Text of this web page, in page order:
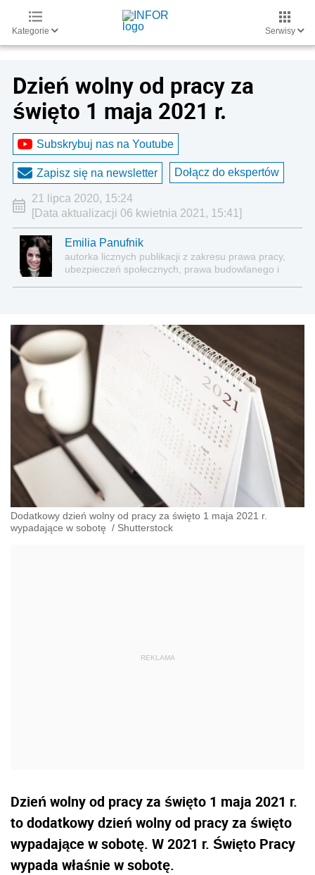
Kategorie Serwisy
Dzień wolny od pracy za
święto 1 maja 2021 r.
Subskrybuj nas na Youtube
Zapisz się na newsletter Dołącz do ekspertów
21 lipca 2020, 15:24
[Data aktualizacji 06 kwietnia 2021, 15:41]
Emilia Panufnik
autorka licznych publikacji z zakresu prawa pracy,
ubezpieczeń społecznych, prawa budowlanego i
Dodatkowy dzień wolny od pracy za święto 1 maja 2021 r.
wypadające w sobotę / Shutterstock
Dzień wolny od pracy za święto 1 maja 2021 r.
to dodatkowy dzień wolny od pracy za święto
wypadające w sobotę. W 2021 r. Święto Pracy
wypada właśnie w sobotę.